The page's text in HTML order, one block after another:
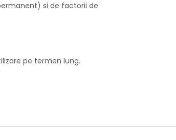
si de factorii de
pe termen lung.